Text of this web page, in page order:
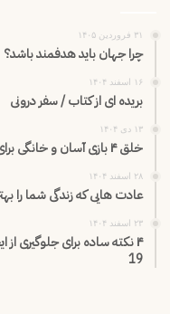
۳۱ فروردین ۱۴۰۵
چرا جهان باید هدفمند باشد؟
۱۶ اسفند ۱۴۰۴
بریده ای از کتاب / سفر درونی
۱۳ دی ۱۴۰۴
خلق ۴ بازی آسان و خانگی برای کودکان نوپا
۲۸ اسفند ۱۴۰۴
عادت هایی که زندگی شما را
۲۳ اسفند ۱۴۰۴
19